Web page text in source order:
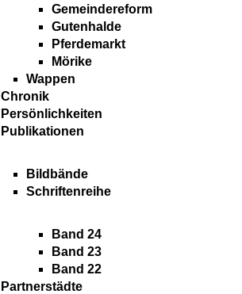
Gemeindereform
Gutenhalde
Pferdemarkt
Mörike
Wappen
Chronik
Persönlichkeiten
Publikationen
Bildbände
Schriftenreihe
Band 24
Band 23
Band 22
Partnerstädte